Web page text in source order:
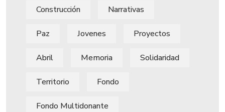
Construcción Narrativas
Paz Jovenes Proyectos
Abril Memoria Solidaridad
Territorio Fondo
Fondo Multidonante